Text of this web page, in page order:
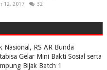
12, 2017 32
Nasional, RS AR Bunda
Gelar Mini Bakti Sosial serta
Bijak Batch 1